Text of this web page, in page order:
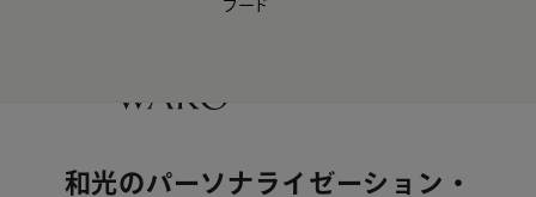
【会員様限定】夏のプレゼントキャンペーン開催中
フード
和光のパーソナライゼーション・